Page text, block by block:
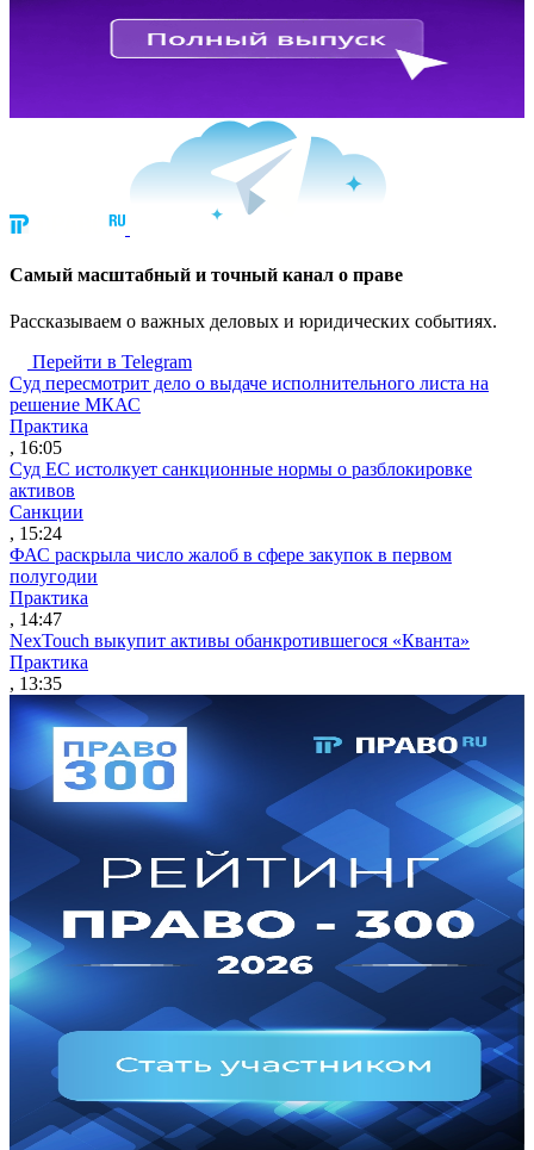
Cамый масштабный и точный канал о праве
Рассказываем о важных деловых и юридических событиях.
Перейти в Telegram
Суд пересмотрит дело о выдаче исполнительного листа на
решение МКАС
Практика
, 16:05
Суд ЕС истолкует санкционные нормы о разблокировке
активов
Санкции
, 15:24
ФАС раскрыла число жалоб в сфере закупок в первом
полугодии
Практика
, 14:47
NexTouch выкупит активы обанкротившегося «Кванта»
Практика
, 13:35